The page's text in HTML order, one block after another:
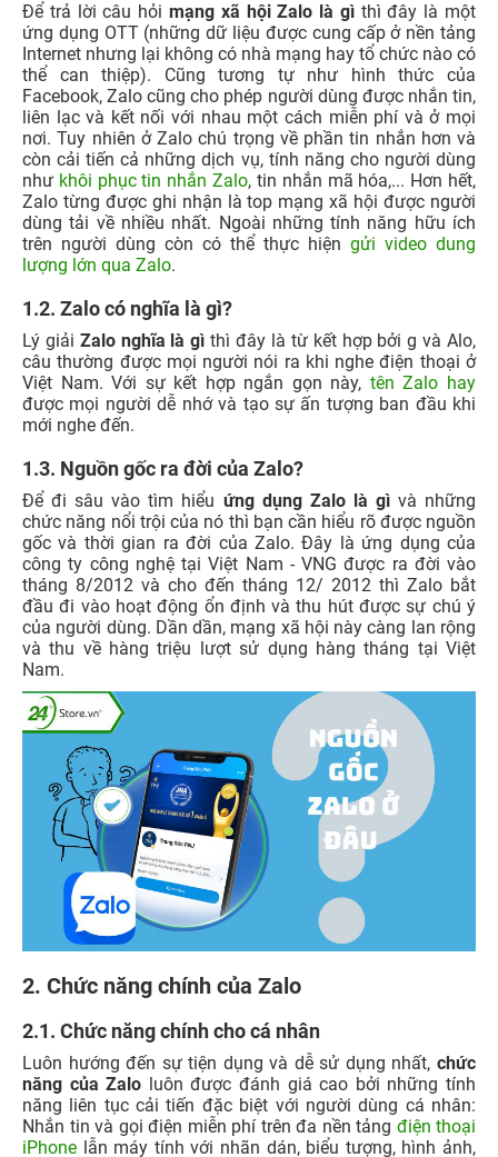
Để trả lời câu hỏi mạng xã hội Zalo là gìthì đây là một
ứng dụng OTT (những dữ liệu được cung cấp ở nền tảng
Internet nhưng lại không có nhà mạng hay tổ chức nào có
thể can thiệp). Cũng tương tự như hình thức của
Facebook, Zalo cũng cho phép người dùng được nhắn tin,
liên lạc và kết nối với nhau một cách miễn phí và ở mọi
nơi. Tuy nhiên ở Zalo chú trọng về phần tin nhắn hơn và
còn cải tiến cả những dịch vụ, tính năng cho người dùng
như khôi phục tin nhắn Zalo, tin nhắn mã hóa,... Hơn hết,
Zalo từng được ghi nhận là top mạng xã hội được người
dùng tải về nhiều nhất. Ngoài những tính năng hữu ích
trên người dùng còn có thể thực hiện gửi video dung
lượng lớn qua Zalo.
1.2. Zalo có nghĩa là gì?
Lý giải Zalo nghĩa là gì thì đây là từ kết hợp bởi g và Alo,
câu thường được mọi người nói ra khi nghe điện thoại ở
Việt Nam. Với sự kết hợp ngắn gọn này, tên Zalo hay
được mọi người dễ nhớ và tạo sự ấn tượng ban đầu khi
mới nghe đến.
1.3. Nguồn gốc ra đời của Zalo?
Để đi sâu vào tìm hiểu ứng dụng Zalo là gìvà những
chức năng nổi trội của nó thì bạn cần hiểu rõ được nguồn
gốc và thời gian ra đời của Zalo. Đây là ứng dụng của
công ty công nghệ tại Việt Nam - VNG được ra đời vào
tháng 8/2012 và cho đến tháng 12/ 2012 thì Zalo bắt
đầu đi vào hoạt động ổn định và thu hút được sự chú ý
của người dùng. Dần dần, mạng xã hội này càng lan rộng
và thu về hàng triệu lượt sử dụng hàng tháng tại Việt
Nam.
2. Chức năng chính của Zalo
2.1. Chức năng chính cho cá nhân
Luôn hướng đến sự tiện dụng và dễ sử dụng nhất, chức
năng của Zalo luôn được đánh giá cao bởi những tính
năng liên tục cải tiến đặc biệt với người dùng cá nhân:
Nhắn tin và gọi điện miễn phí trên đa nền tảng điện thoại
iPhone lẫn máy tính với nhãn dán, biểu tượng, hình ảnh,